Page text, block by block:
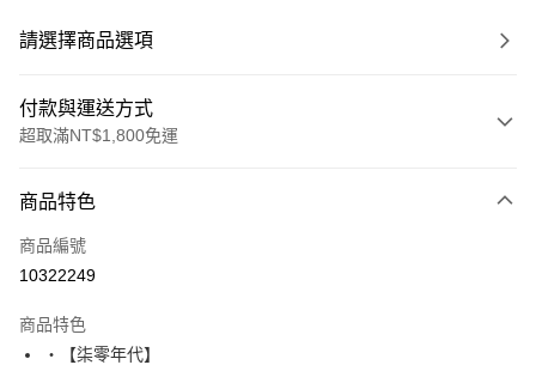
請選擇商品選項
付款與運送方式
超取滿NT$1,800免運
信用卡一次付款
超商取貨付款
Apple Pay
商品特色
商品編號
10322249
商品特色
‧【柒零年代】